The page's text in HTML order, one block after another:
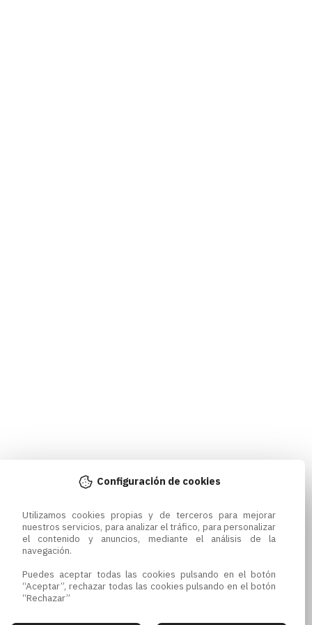
Configuración de cookies
Utilizamos cookies propias y de terceros para mejorar
nuestros servicios, para analizar el tráfico, para personalizar
el contenido y anuncios, mediante el análisis de la
navegación.
Puedes aceptar todas las cookies pulsando en el botón
“Aceptar”, rechazar todas las cookies pulsando en el botón
“Rechazar”